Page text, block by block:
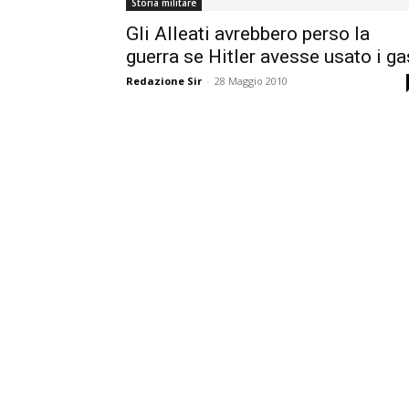
Storia militare
Gli Alleati avrebbero perso la
guerra se Hitler avesse usato i
Redazione Sir - 28 Maggio 2010